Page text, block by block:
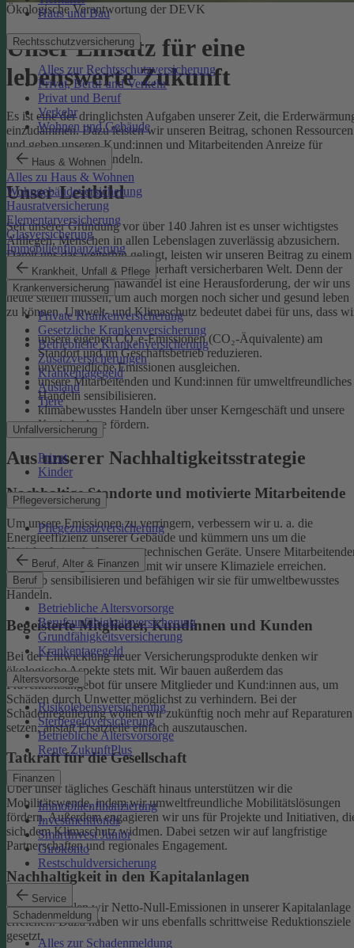
Haus und Bau
Rechtsschutzversicherung
Alles zur Rechtsschutzversicherung
Privat, Beruf und Verkehr
Privat und Beruf
Verkehr
Wohnen und Gebäude
Haus & Wohnen
Alles zu Haus & Wohnen
Wohngebäudeversicherung
Hausratversicherung
Elementarversicherung
Glasversicherung
Immobilienfinanzierung
Krankheit, Unfall & Pflege
Krankenversicherung
Private Krankenversicherung
Gesetzliche Krankenversicherung
Betriebliche Krankenversicherung
Zusatzversicherungen
Krankentagegeld
Ausland
Tiere
Unfallversicherung
Privat
Kinder
Pflegeversicherung
Pflegezusatzversicherung
Beruf, Alter & Finanzen
Beruf
Betriebliche Altersvorsorge
Berufsunfähigkeitsversicherung
Grundfähigkeitsversicherung
Krankentagegeld
Altersvorsorge
Risikolebensversicherung
Sterbegeldversicherung
Betriebliche Altersvorsorge
Rente ZukunftPlus
Finanzen
Immobilienfinanzierung
Investmentfonds
SmartInvest Junior
Girokonto
Restschuldversicherung
Service
Schadenmeldung
Alles zur Schadenmeldung
Ökologische Verantwortung der DEVK
Unser Einsatz für eine
lebenswerte Zukunft
Es ist eine der dringlichsten Aufgaben unserer Zeit, die
einzudämmen. Dazu leisten wir unseren Beitrag, schonen Ressourcen
und geben unseren Kund:innen und Mitarbeitenden Anreize für
umweltbewusstes Handeln.
Unser Leitbild
Seit unserer Gründung vor über 140 Jahren ist es unser wichtigstes
Anliegen, Menschen in allen Lebenslagen zuverlässig abzusichern.
Damit uns das weiterhin gelingt, leisten wir unseren Beitrag zu einem
gesunden Klima und einer dauerhaft versicherbaren Welt. Denn der
menschgemachte Klimawandel ist eine Herausforderung, der wir uns
heute stellen müssen, um auch morgen noch sicher und gesund leben
zu können.Umwelt- und Klimaschutz bedeutet dabei für uns, dass
unsere eigenen CO₂e-Emissionen (CO₂-Äquivalente) am
Standort und im Geschäftsbetrieb reduzieren.
unvermeidliche Emissionen ausgleichen.
unsere Mitarbeitenden und Kund:innen für umweltfreundliches
Handeln sensibilisieren.
klimabewusstes Handeln über unser Kerngeschäft und unsere
Kapitalanlage fördern.
Aus unserer Nachhaltigkeitsstrategie
Nachhaltige Standorte und motivierte Mitarbeitende
Um unsere Emissionen zu verringern, verbessern wir u. a. die
Energieeffizienz unserer Gebäude und kümmern uns um die
Kreislaufwirtschaft unserer technischen Geräte. Unsere
sind ein wichtiger Hebel, damit wir unsere Klimaziele erreichen.
Deshalb sensibilisieren und befähigen wir sie für umweltbewusstes
Handeln.
Begeisterte Mitglieder, Kundinnen und Kunden
Bei der Entwicklung neuer Versicherungsprodukte denken wir
ökologische Aspekte stets mit. Wir bauen außerdem das
Präventionsangebot für unsere Mitglieder und Kund:innen aus, um
Schäden durch Unwetter möglichst zu verhindern. Bei der
Schadenregulierung wollen wir zukünftig noch mehr auf Reparaturen
setzen, anstatt Ersatzteile einfach auszutauschen.
Tatkraft für die Gesellschaft
Über unser tägliches Geschäft hinaus unterstützen wir die
Mobilitätswende, indem wir umweltfreundliche Mobilitätslösungen
fördern. Außerdem engagieren wir uns für Projekte und Initiativen,
sich dem Klimaschutz widmen. Dabei setzen wir auf langfristige
Partnerschaften und regionales Engagement.
Nachhaltigkeit in den Kapitalanlagen
Bis 2050 wollen wir Netto-Null-Emissionen in unserer Kapitalanlage
erreichen. Dazu haben wir uns ebenfalls schrittweise Reduktionsziele
gesetzt.